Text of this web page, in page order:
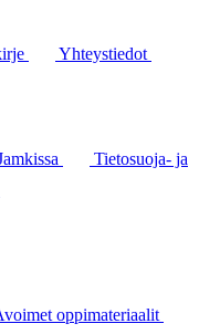
Yhteystiedot
Tietosuoja- ja
oppimateriaalit